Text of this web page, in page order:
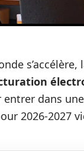
dans
2026-2027